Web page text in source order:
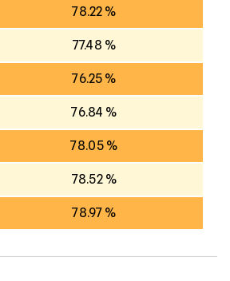
78.22 %
77.48 %
76.25 %
76.84 %
78.05 %
78.52 %
78.97 %